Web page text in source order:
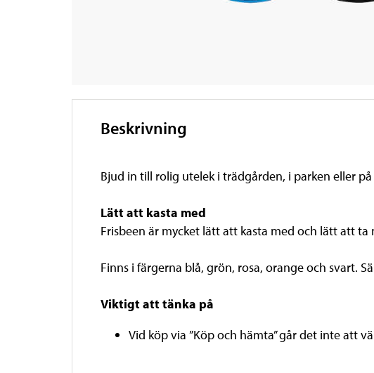
Beskrivning
Bjud in till rolig utelek i trädgården, i parken eller
Lätt att kasta med
Frisbeen är mycket lätt att kasta med och lätt att
Finns i färgerna blå, grön, rosa, orange och svart.
Viktigt att tänka på
Vid köp via ”Köp och hämta” går det inte att